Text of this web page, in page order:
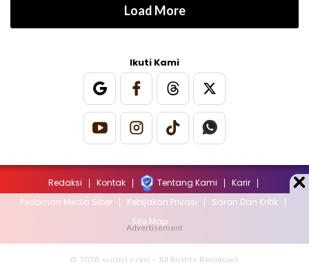
Load More
Ikuti Kami
Redaksi Kontak Tentang Kami
Karir
Pedoman Media Siber
Kebijakan Privasi
Saran Dan Kritik
Site Map
© 2026 suara.com - All Rights Reserved.